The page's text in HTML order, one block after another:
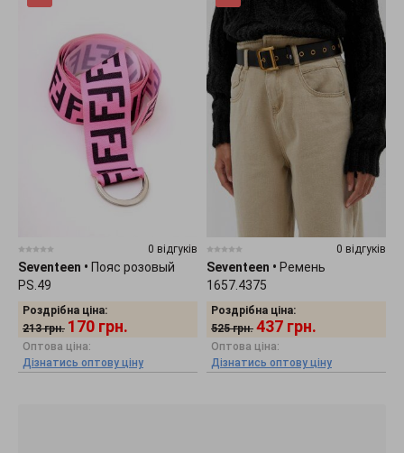
0 відгуків
Seventeen • Пояс розовый
PS.49
Роздрібна ціна:
213 грн. 170 грн.
Оптова ціна:
Дізнатись оптову ціну
0 відгуків
Seventeen • Ремень
1657.4375
Роздрібна ціна:
525 грн. 437 грн.
Оптова ціна:
Дізнатись оптову ціну